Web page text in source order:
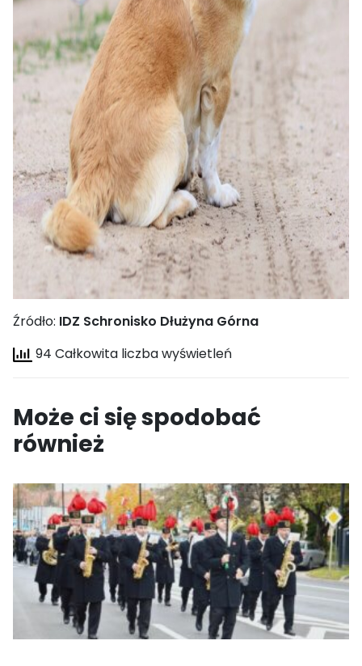
Źródło: IDZ Schronisko Dłużyna Górna
94 Całkowita liczba wyświetleń
Może ci się spodobać
również